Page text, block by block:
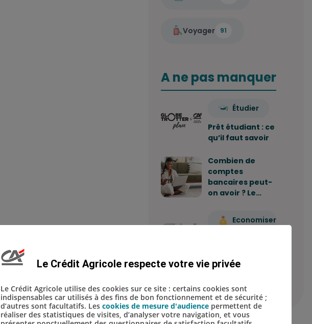
Voyager 91
A ne pas manquer
Étudier
Prêt étudiant : ce
qu’il faut savoir
Combien de
comptes
bancaires peut-
on avoir ? Le…
Economiser
stratégie
d'épargne ?
Le Crédit Agricole respecte votre vie privée
Le Crédit Agricole utilise des cookies sur ce site : certains cookies sont
indispensables car utilisés à des fins de bon fonctionnement et de sécurité ;
d’autres sont facultatifs. Les cookies de mesure d'audience permettent de
réaliser des statistiques de visites, d’analyser votre navigation, et vous